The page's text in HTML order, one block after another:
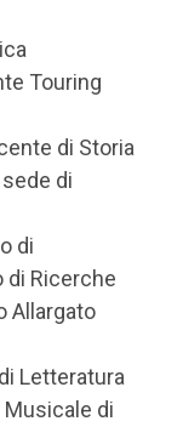
Touring
di Storia
di
di
di Ricerche
Allargato
Letteratura
di